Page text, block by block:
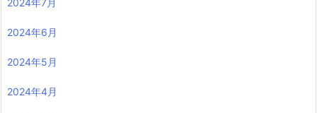
2024年7月
2024年6月
2024年5月
2024年4月